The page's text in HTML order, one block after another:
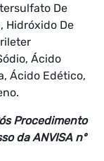
De
Hidróxido De
Ácido
Ácido Edético,
Procedimento
da ANVISA nº